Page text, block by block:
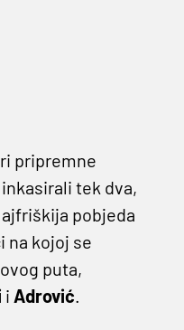
pripremne
tek dva,
pobjeda
na kojoj se
puta,
i Adrović